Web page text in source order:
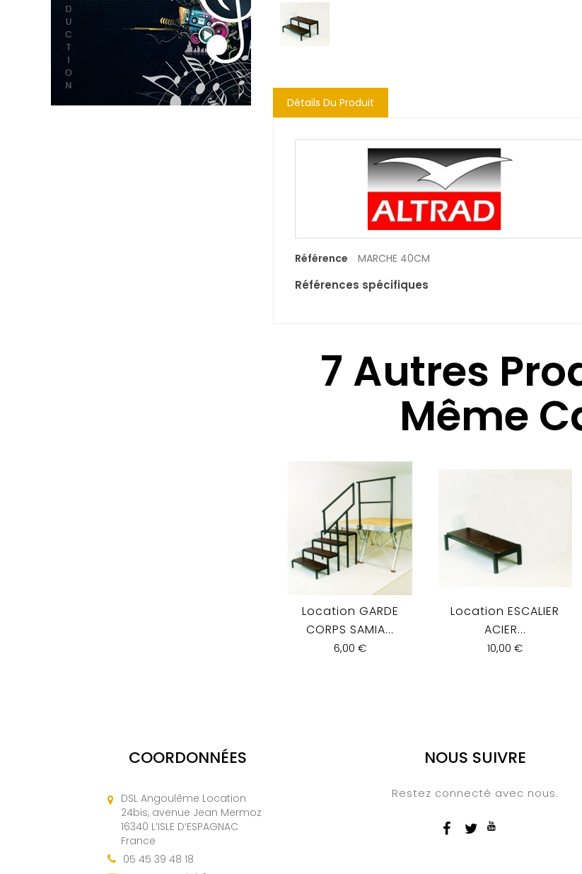
Détails Du Produit
Référence MARCHE 40CM
Références spécifiques
7 Autres
Même
Location GARDE
CORPS SAMIA...
6,00 €
Location ESCALIER
ACIER...
10,00 €
COORDONNÉES
DSL Angoulême Location
24bis, avenue Jean Mermoz
16340 L’ISLE D’ESPAGNAC
France
05 45 39 48 18
NOUS SUIVRE
Restez connecté avec nous.